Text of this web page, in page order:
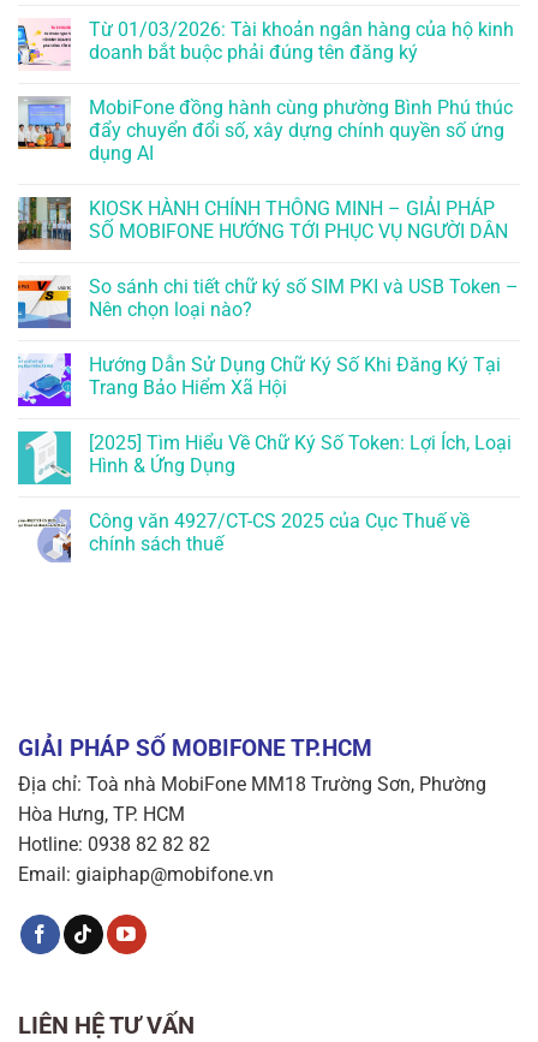
Từ 01/03/2026: Tài khoản ngân hàng của hộ kinh
doanh bắt buộc phải đúng tên đăng ký
MobiFone đồng hành cùng phường Bình Phú thúc
đẩy chuyển đổi số, xây dựng chính quyền số ứng
dụng AI
KIOSK HÀNH CHÍNH THÔNG MINH – GIẢI PHÁP
SỐ MOBIFONE HƯỚNG TỚI PHỤC VỤ NGƯỜI DÂN
So sánh chi tiết chữ ký số SIM PKI và USB Token –
Nên chọn loại nào?
Hướng Dẫn Sử Dụng Chữ Ký Số Khi Đăng Ký Tại
Trang Bảo Hiểm Xã Hội
[2025] Tìm Hiểu Về Chữ Ký Số Token: Lợi Ích, Loại
Hình & Ứng Dụng
Công văn 4927/CT-CS 2025 của Cục Thuế về
chính sách thuế
GIẢI PHÁP SỐ MOBIFONE TP.HCM
Địa chỉ: Toà nhà MobiFone MM18 Trường Sơn, Phường
Hòa Hưng, TP. HCM
Hotline: 0938 82 82 82
Email: giaiphap@mobifone.vn
LIÊN HỆ TƯ VẤN